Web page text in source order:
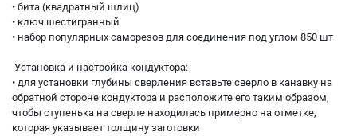
• бита (квадратный шлиц)
• ключ шестигранный
• набор популярных саморезов для соединения под углом 850 шт
Установка и настройка кондуктора:
• для установки глубины сверления вставьте сверло в канавку на
обратной стороне кондуктора и расположите его таким образом,
чтобы ступенька на сверле находилась примерно на отметке,
которая указывает толщину заготовки